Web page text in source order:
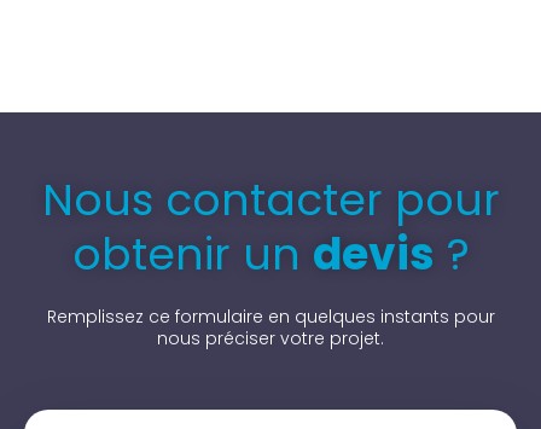
Nous contacter pour
obtenir un devis ?
Remplissez ce formulaire en quelques instants pour
nous préciser votre projet.